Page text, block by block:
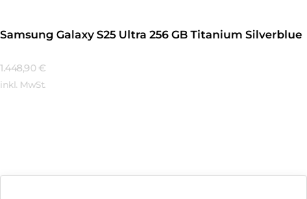
Samsung Galaxy S25 Ultra 256 GB Titanium Silverblue
1.448,90 €
inkl. MwSt.